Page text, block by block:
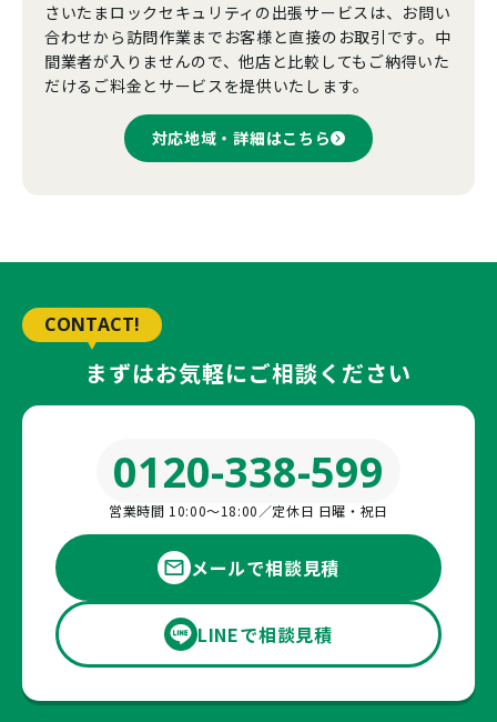
さいたまロックセキュリティの出張サービスは、お問い
合わせから訪問作業までお客様と直接のお取引です。中
間業者が入りませんので、他店と比較してもご納得いた
だけるご料金とサービスを提供いたします。
対応地域・詳細はこちら
CONTACT!
まずはお気軽にご相談ください
0120-338-599
営業時間 10:00〜18:00／定休日 日曜・祝日
メールで相談見積
LINEで相談見積